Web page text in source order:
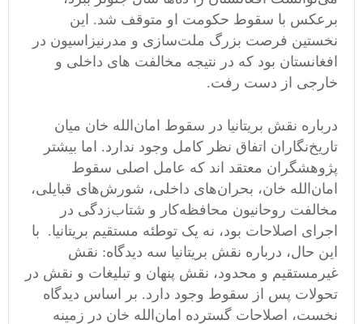
برعکس با سقوط حکومت او متوقف شد. این
نخستین فرصت بزرگ ملت‌سازی و مدرنیزاسیون در
افغانستان بود که در نتیجه مخالفت های داخلی و
خارجی از دست رفت.
درباره نقش بریتانیا در سقوط امان‌الله خان میان
تاریخ‌نگاران اتفاق نظر کامل وجود ندارد. اما بیشتر
پژوهشگران معتقد اند که عامل اصلی سقوط
امان‌الله خان، بحران‌های داخلی، شورش‌های قبایلی،
مخالفت روحانیون محافظه‌کار و شتاب‌زدگی در
اجرای اصلاحات بود، نه یک توطئه مستقیم بریتانیا. با
این حال، درباره نقش بریتانیا سه دیدگاه: نقش
غیرمستقیم و محدود، نقش پنهان و تبلیغات و نقش در
تحولات پس از سقوط وجود دارد. بر اساس دیدگاه
نخست، اصلاحات گسترده امان‌الله خان در زمینه